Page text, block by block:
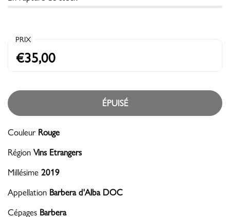
PRIX
€35,00
ÉPUISÉ
Couleur Rouge
Région Vins Etrangers
Millésime 2019
Appellation Barbera d'Alba DOC
Cépages Barbera